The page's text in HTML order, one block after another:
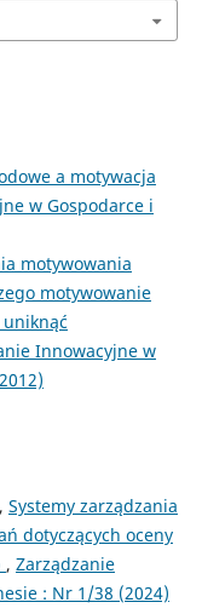
a motywacja
w Gospodarce i
motywowania
motywowanie
Innowacyjne w
Systemy zarządzania
dotyczących oceny
, Zarządzanie
: Nr 1/38 (2024)